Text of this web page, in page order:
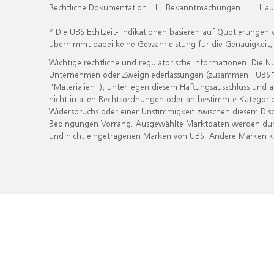
Rechtliche Dokumentation | Bekanntmachungen |
* Die UBS Echtzeit- Indikationen basieren auf
übernimmt dabei keine Gewährleistung für die
Wichtige rechtliche und regulatorische Informationen. Die
Unternehmen oder Zweigniederlassungen (zusammen
"Materialien"), unterliegen diesem Haftungsausschluss
nicht in allen Rechtsordnungen oder an bestimmte
Widerspruchs oder einer Unstimmigkeit zwischen diesem
Bedingungen Vorrang. Ausgewählte Marktdaten werden
und nicht eingetragenen Marken von UBS. Andere Marken